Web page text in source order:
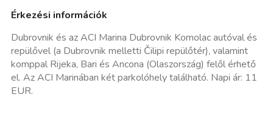
Érkezési információk
Dubrovnik és az ACI Marina Dubrovnik Komolac autóval és
repülővel (a Dubrovnik melletti Čilipi repülőtér), valamint
komppal Rijeka, Bari és Ancona (Olaszország) felől érhető
el. Az ACI Marinában két parkolóhely található. Napi ár: 11
EUR.